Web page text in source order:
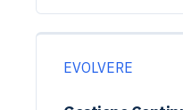
EVOLVERE